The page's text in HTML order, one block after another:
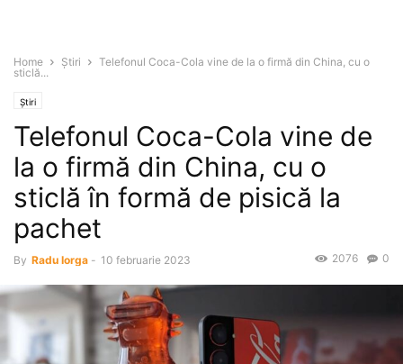
Home Știri
Telefonul Coca-Cola vine de la o firmă din China, cu o
sticlă...
Știri
Telefonul Coca-Cola vine de
la o firmă din China, cu o
sticlă în formă de pisică la
pachet
By Radu Iorga - 10 februarie 2023 0
2076